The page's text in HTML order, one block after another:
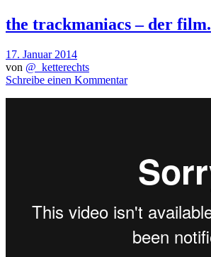
the trackmaniacs – der film.
17. Januar 2014
von @_ketterechts
Schreibe einen Kommentar